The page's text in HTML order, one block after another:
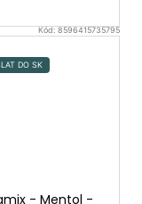
Kód: 8596415735795
DO SK
- Mentol -